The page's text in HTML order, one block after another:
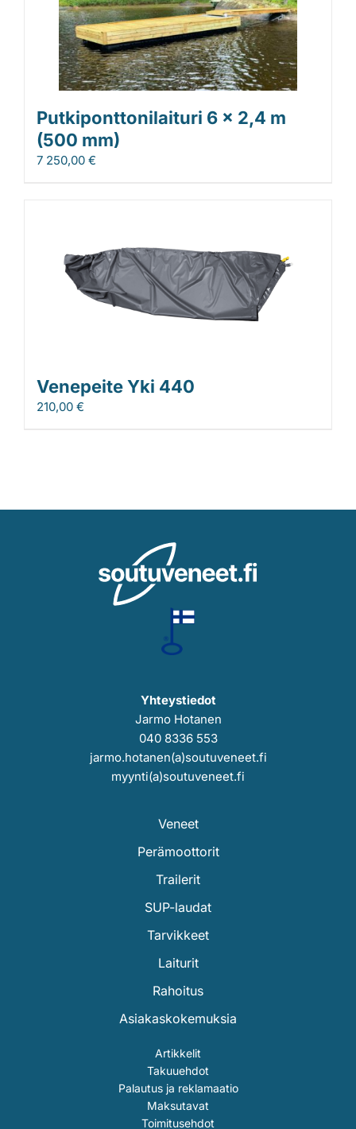
Putkiponttonilaituri 6 x 2,4 m
(500 mm)
7 250,00 €
Venepeite Yki 440
210,00 €
Yhteystiedot
Jarmo Hotanen
040 8336 553
jarmo.hotanen(a)soutuveneet.fi
myynti(a)soutuveneet.fi
Veneet
Perämoottorit
Trailerit
SUP-laudat
Tarvikkeet
Laiturit
Rahoitus
Asiakaskokemuksia
Artikkelit
Takuuehdot
Palautus ja reklamaatio
Maksutavat
Toimitusehdot